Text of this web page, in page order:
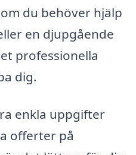
du behöver hjälp
en djupgående
professionella
dig.
enkla uppgifter
offerter på